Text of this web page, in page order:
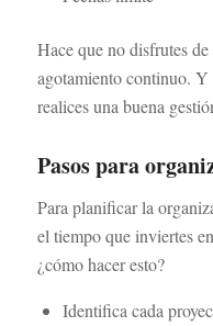
Hace que no disfrutes
agotamiento continuo. Y
realices una buena
Pasos para
Para planificar la
el tiempo que inviertes
¿cómo hacer esto?
Identifica cada